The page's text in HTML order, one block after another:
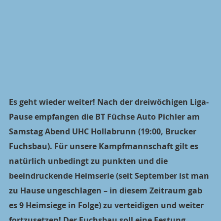
Es geht wieder weiter! Nach der dreiwöchigen Liga-
Pause empfangen die BT Füchse Auto Pichler am
Samstag Abend UHC Hollabrunn (19:00, Brucker
Fuchsbau). Für unsere Kampfmannschaft gilt es
natürlich unbedingt zu punkten und die
beeindruckende Heimserie (seit September ist man
zu Hause ungeschlagen – in diesem Zeitraum gab
es 9 Heimsiege in Folge) zu verteidigen und weiter